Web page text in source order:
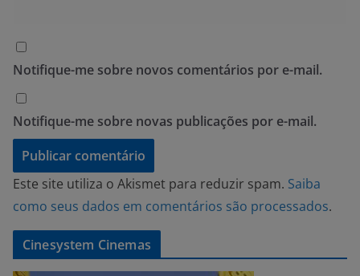
Notifique-me sobre novos comentários por e-mail.
Notifique-me sobre novas publicações por e-mail.
Este site utiliza o Akismet para reduzir spam. Saiba
como seus dados em comentários são processados.
Cinesystem Cinemas